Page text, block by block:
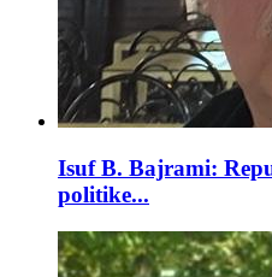
Isuf B. Bajrami:
politike...